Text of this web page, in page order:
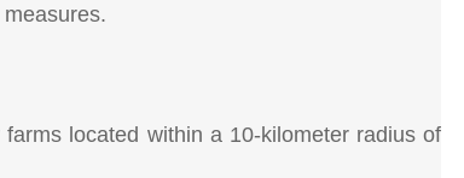
located within a 10-kilometer radius of